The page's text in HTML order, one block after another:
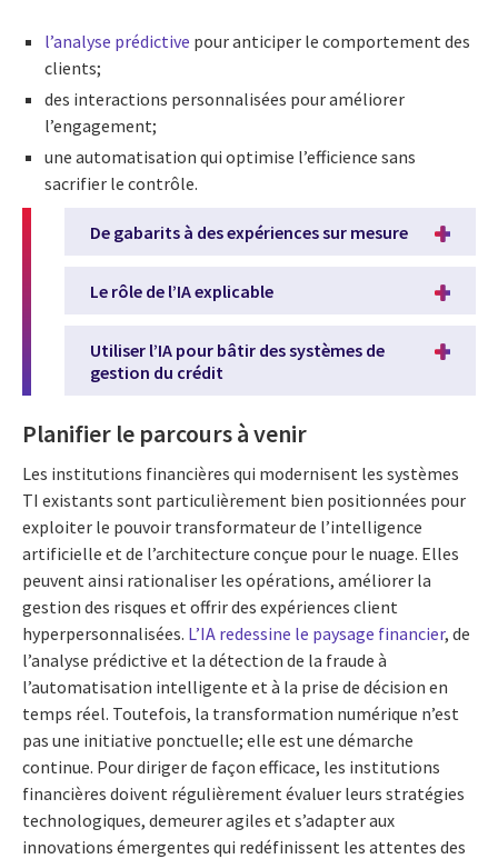
l’analyse prédictive pour anticiper le comportement des
clients;
des interactions personnalisées pour améliorer
l’engagement;
une automatisation qui optimise l’efficience sans
sacrifier le contrôle.
De gabarits à des expériences sur mesure
Le rôle de l’IA explicable
Utiliser l’IA pour bâtir des systèmes de
gestion du crédit
Planifier le parcours à venir
Les institutions financières qui modernisent les systèmes
TI existants sont particulièrement bien positionnées pour
exploiter le pouvoir transformateur de l’intelligence
artificielle et de l’architecture conçue pour le nuage. Elles
peuvent ainsi rationaliser les opérations, améliorer la
gestion des risques et offrir des expériences client
hyperpersonnalisées. L’IA redessine le paysage financier, de
l’analyse prédictive et la détection de la fraude à
l’automatisation intelligente et à la prise de décision en
temps réel. Toutefois, la transformation numérique n’est
pas une initiative ponctuelle; elle est une démarche
continue. Pour diriger de façon efficace, les institutions
financières doivent régulièrement évaluer leurs stratégies
technologiques, demeurer agiles et s’adapter aux
innovations émergentes qui redéfinissent les attentes des